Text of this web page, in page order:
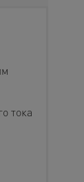
тока